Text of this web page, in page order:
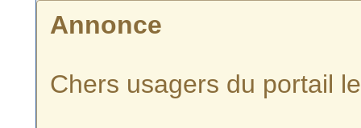
Annonce
Chers usagers du portail